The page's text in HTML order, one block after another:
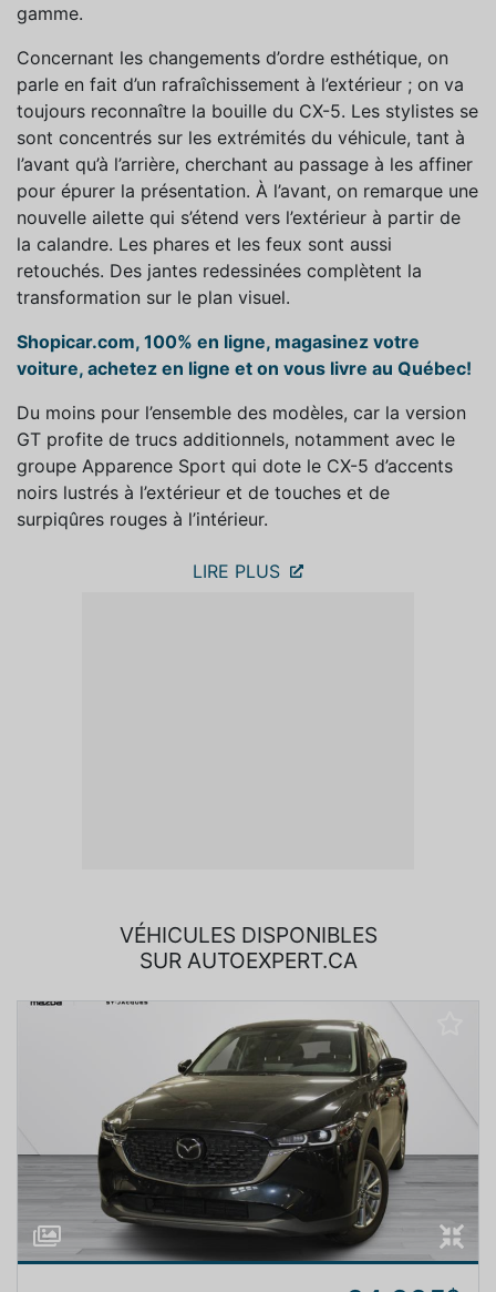
gamme.
Concernant les changements d’ordre esthétique, on
parle en fait d’un rafraîchissement à l’extérieur ; on va
toujours reconnaître la bouille du CX-5. Les stylistes se
sont concentrés sur les extrémités du véhicule, tant à
l’avant qu’à l’arrière, cherchant au passage à les affiner
pour épurer la présentation. À l’avant, on remarque une
nouvelle ailette qui s’étend vers l’extérieur à partir de
la calandre. Les phares et les feux sont aussi
retouchés. Des jantes redessinées complètent la
transformation sur le plan visuel.
Shopicar.com, 100% en ligne, magasinez votre
voiture, achetez en ligne et on vous livre au Québec!
Du moins pour l’ensemble des modèles, car la version
GT profite de trucs additionnels, notamment avec le
groupe Apparence Sport qui dote le CX-5 d’accents
noirs lustrés à l’extérieur et de touches et de
surpiqûres rouges à l’intérieur.
LIRE PLUS
VÉHICULES DISPONIBLES
SUR AUTOEXPERT.CA